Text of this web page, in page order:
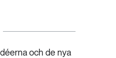
och de nya